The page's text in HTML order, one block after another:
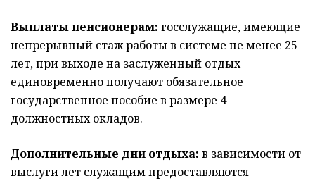
Выплаты пенсионерам: госслужащие, имеющие
непрерывный стаж работы в системе не менее 25
лет, при выходе на заслуженный отдых
единовременно получают обязательное
государственное пособие в размере 4
должностных окладов.
Дополнительные дни отдыха: в зависимости от
выслуги лет служащим предоставляются